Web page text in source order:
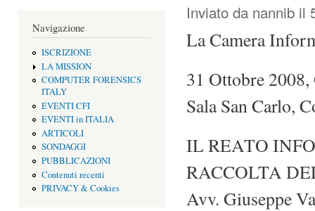
Navigazione
ISCRIZIONE
LA MISSION
COMPUTER FORENSICS
ITALY
EVENTI CFI
EVENTI in ITALIA
ARTICOLI
SONDAGGI
PUBBLICAZIONI
Contenuti recenti
PRIVACY & Cookies
Inviato da nannib il
La Camera
31 Ottobre
Sala San Carlo,
IL REATO
RACCOLTA
Avv. Giuseppe